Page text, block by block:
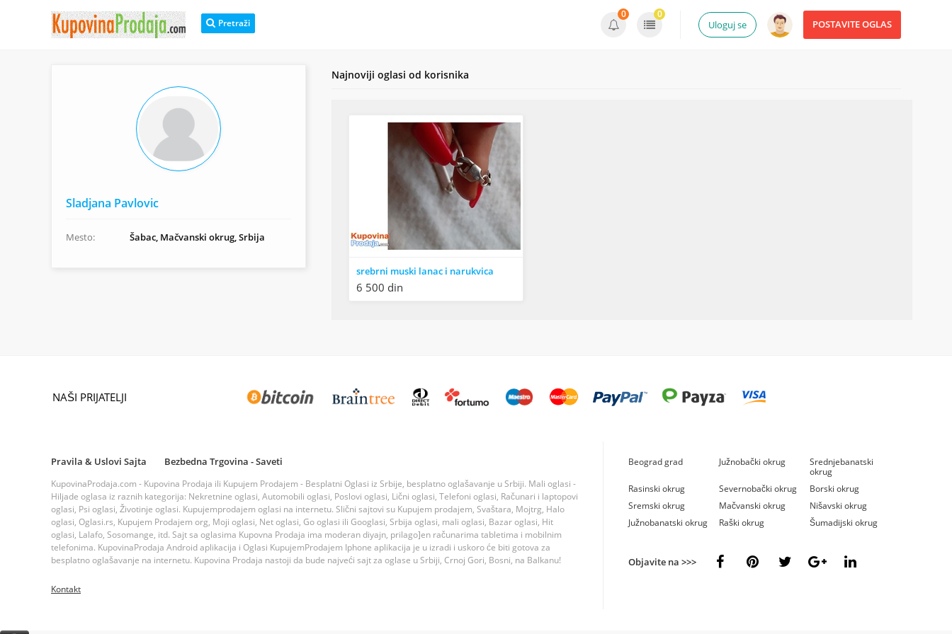
Pretraži POSTAVITE OGLAS
Uloguj se
0 0
Sladjana Pavlovic
Mesto: Šabac, Mačvanski okrug, Srbija
Najnoviji oglasi od korisnika
srebrni muski lanac i narukvica
6 500 din
NAŠI PRIJATELJI
Pravila & Uslovi Sajta Bezbedna Trgovina - Saveti
KupovinaProdaja.com - Kupovina Prodaja ili Kupujem Prodajem - Besplatni Oglasi iz Srbije, besplatno oglašavanje u Srbiji. Mali oglasi -
Hiljade oglasa iz raznih kategorija: Nekretnine oglasi, Automobili oglasi, Poslovi oglasi, Lični oglasi, Telefoni oglasi, Računari i laptopovi
oglasi, Psi oglasi, Životinje oglasi. Kupujemprodajem oglasi na internetu. Slični sajtovi su Kupujem prodajem, Svaštara, Mojtrg, Halo
oglasi, Oglasi.rs, Kupujem Prodajem org, Moji oglasi, Net oglasi, Go oglasi ili Googlasi, Srbija oglasi, mali oglasi, Bazar oglasi, Hit
oglasi, Lalafo, Sosomange, itd. Sajt sa oglasima Kupovna Prodaja ima moderan diyajn, prilago]en računarima tabletima i mobilnim
telefonima. KupovinaProdaja Android aplikacija i Oglasi KupujemProdajem Iphone aplikacija je u izradi i uskoro će biti gotova za
besplatno oglašavanje na internetu. Kupovina Prodaja nastoji da bude najveći sajt za oglase u Srbiji, Crnoj Gori, Bosni, na Balkanu!
Kontakt
Beograd grad Južnobački okrug
Srednjebanatski
okrug
Rasinski okrug
Severnobački okrug
Borski okrug
Sremski okrug
Mačvanski okrug
Nišavski okrug
Južnobanatski okrug
Raški okrug Šumadijski okrug
Objavite na >>>